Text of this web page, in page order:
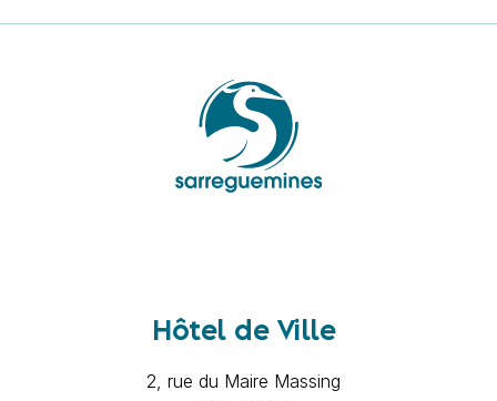
Hôtel de Ville
2, rue du Maire Massing